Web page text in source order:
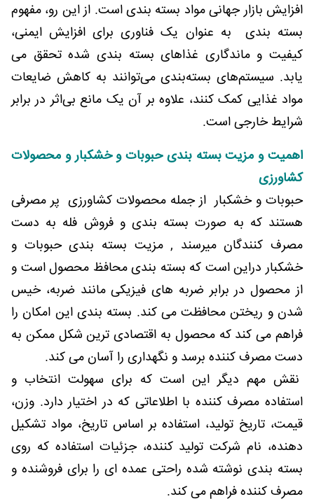
افزایش بازار جهانی مواد بسته بندی است. از این رو، مفهوم
بسته بندی به عنوان یک فناوری برای افزایش ایمنی،
کیفیت و ماندگاری غذاهای بسته بندی شده تحقق می
یابد. سیستم‌های بسته‌بندی می‌توانند به کاهش ضایعات
مواد غذایی کمک کنند، علاوه بر آن یک مانع بی‌اثر در برابر
شرایط خارجی است.
اهمیت و مزیت بسته بندی حبوبات و خشکبار و محصولات
کشاورزی
حبوبات و خشکبار از جمله محصولات کشاورزی پر مصرفی
هستند که به صورت بسته بندی و فروش فله به دست
مصرف کنندگان میرسند , مزیت بسته بندی حبوبات و
خشکبار دراین است که بسته بندی محافظ محصول است و
از محصول در برابر ضربه های فیزیکی مانند ضربه، خیس
شدن و ریختن محافظت می کند. بسته بندی این امکان را
فراهم می کند که محصول به اقتصادی ترین شکل ممکن به
دست مصرف کننده برسد و نگهداری را آسان می کند.
نقش مهم دیگر این است که برای سهولت انتخاب و
استفاده مصرف کننده با اطلاعاتی که در اختیار دارد. وزن،
قیمت، تاریخ تولید، استفاده بر اساس تاریخ، مواد تشکیل
دهنده، نام شرکت تولید کننده، جزئیات استفاده که روی
بسته بندی نوشته شده راحتی عمده ای را برای فروشنده و
مصرف کننده فراهم می کند.